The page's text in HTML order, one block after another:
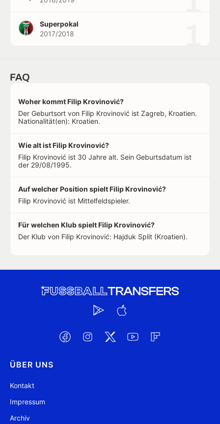
Superpokal
2017/2018
FAQ
Woher kommt Filip Krovinović?
Der Geburtsort von Filip Krovinović ist Zagreb, Kroatien.
Nationalität(en): Kroatien.
Wie alt ist Filip Krovinović?
Filip Krovinović ist 30 Jahre alt. Sein Geburtsdatum ist
der 29/08/1995.
Auf welcher Position spielt Filip Krovinović?
Filip Krovinović ist Mittelfeldspieler.
Für welchen Klub spielt Filip Krovinović?
Der Klub von Filip Krovinović: Hajduk Split (Kroatien).
ÜBER UNS
Kontakt
Impressum
Archiv